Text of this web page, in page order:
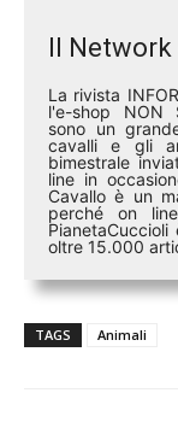
Il
La rivista
l'e-shop NON
sono un
cavalli e gli
bimestrale
line in
Cavallo è un
perché on
oltre 15.000
TAGS Animali